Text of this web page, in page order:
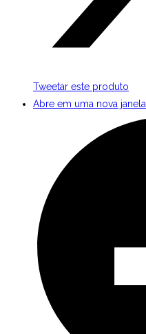
Tweetar este produto
Abre em uma nova janela